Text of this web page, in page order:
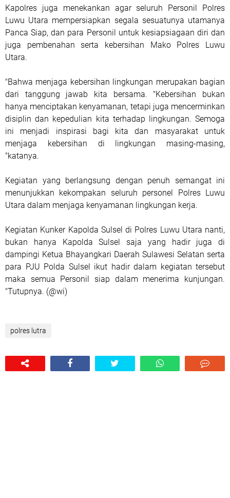
Kapolres juga menekankan agar seluruh Personil Polres
Luwu Utara mempersiapkan segala sesuatunya utamanya
Panca Siap, dan para Personil untuk kesiapsiagaan diri dan
juga pembenahan serta kebersihan Mako Polres Luwu
Utara.
"Bahwa menjaga kebersihan lingkungan merupakan bagian
dari tanggung jawab kita bersama. "Kebersihan bukan
hanya menciptakan kenyamanan, tetapi juga mencerminkan
disiplin dan kepedulian kita terhadap lingkungan. Semoga
ini menjadi inspirasi bagi kita dan masyarakat untuk
menjaga kebersihan di lingkungan masing-masing,
"katanya.
Kegiatan yang berlangsung dengan penuh semangat ini
menunjukkan kekompakan seluruh personel Polres Luwu
Utara dalam menjaga kenyamanan lingkungan kerja.
Kegiatan Kunker Kapolda Sulsel di Polres Luwu Utara nanti,
bukan hanya Kapolda Sulsel saja yang hadir juga di
dampingi Ketua Bhayangkari Daerah Sulawesi Selatan serta
para PJU Polda Sulsel ikut hadir dalam kegiatan tersebut
maka semua Personil siap dalam menerima kunjungan.
"Tutupnya. (@wi)
polres lutra